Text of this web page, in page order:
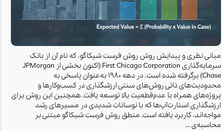
مبانی نظری و پیدایش روش روش فرست شیکاگو، که نام آن از بانک
سرمایه‌گذاری First Chicago Corporation (اکنون بخشی از JPMorgan
Chase) برگرفته شده است، در دهه ۱۹۸۰ به‌عنوان پاسخی به
محدودیت‌های ذاتی روش‌های سنتی ارزشگذاری در کسب‌و‌کارها و
پروژه‌های همراه با عدم‌قطعیت بالا توسعه یافت. همچنین این روش برای
ارزشگذاری استارت‌آپ‌ها که با نوسانات شدیدی در مسیرهای رشد
مواجه‌اند، کاربرد یافته است. منطق روش فرست شیکاگو مبتنی بر
محاسبه‌ی …